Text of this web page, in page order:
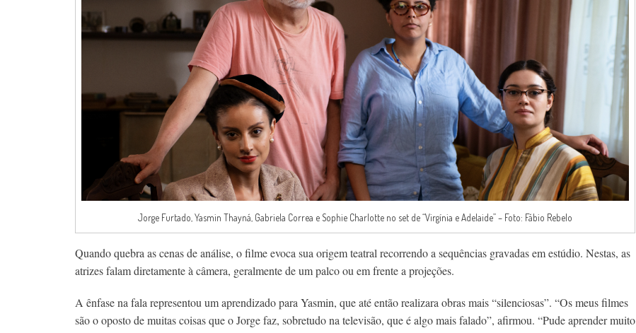
Jorge Furtado, Yasmin Thayná, Gabriela Correa e Sophie Charlotte no set de “Virgínia e Adelaide” – Foto: Fábio Rebelo
Quando quebra as cenas de análise, o filme evoca sua origem teatral recorrendo a sequências gravadas em estúdio. Nestas, as
atrizes falam diretamente à câmera, geralmente de um palco ou em frente a projeções.
A ênfase na fala representou um aprendizado para Yasmin, que até então realizara obras mais “silenciosas”. “Os meus filmes
são o oposto de muitas coisas que o Jorge faz, sobretudo na televisão, que é algo mais falado”, afirmou. “Pude aprender muito